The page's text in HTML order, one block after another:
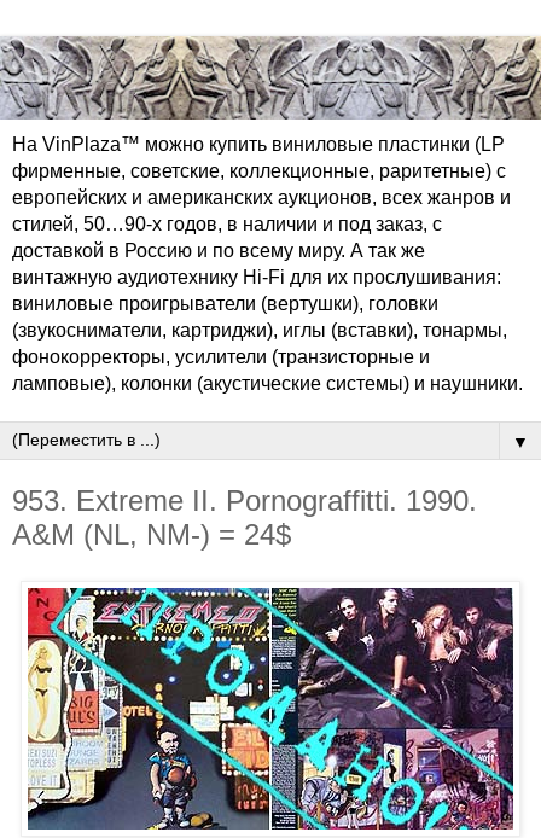
На VinPlaza™ можно купить виниловые пластинки (LP
фирменные, советские, коллекционные, раритетные) с
европейских и американских аукционов, всех жанров и
стилей, 50…90-х годов, в наличии и под заказ, с
доставкой в Россию и по всему миру. А так же
винтажную аудиотехнику Hi-Fi для их прослушивания:
виниловые проигрыватели (вертушки), головки
(звукосниматели, картриджи), иглы (вставки), тонармы,
фонокорректоры, усилители (транзисторные и
ламповые), колонки (акустические системы) и наушники.
▼
953. Extreme II. Pornograffitti. 1990.
A&M (NL, NM-) = 24$